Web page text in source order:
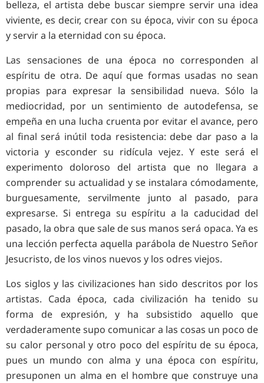
belleza, el artista debe buscar siempre servir una idea
viviente, es decir, crear con su época, vivir con su época
y servir a la eternidad con su época.
Las sensaciones de una época no corresponden al
espíritu de otra. De aquí que formas usadas no sean
propias para expresar la sensibilidad nueva. Sólo la
mediocridad, por un sentimiento de autodefensa, se
empeña en una lucha cruenta por evitar el avance, pero
al final será inútil toda resistencia: debe dar paso a la
victoria y esconder su ridícula vejez. Y este será el
experimento doloroso del artista que no llegara a
comprender su actualidad y se instalara cómodamente,
burguesamente, servilmente junto al pasado, para
expresarse. Si entrega su espíritu a la caducidad del
pasado, la obra que sale de sus manos será opaca. Ya es
una lección perfecta aquella parábola de Nuestro Señor
Jesucristo, de los vinos nuevos y los odres viejos.
Los siglos y las civilizaciones han sido descritos por los
artistas. Cada época, cada civilización ha tenido su
forma de expresión, y ha subsistido aquello que
verdaderamente supo comunicar a las cosas un poco de
su calor personal y otro poco del espíritu de su época,
pues un mundo con alma y una época con espíritu,
presuponen un alma en el hombre que construye una